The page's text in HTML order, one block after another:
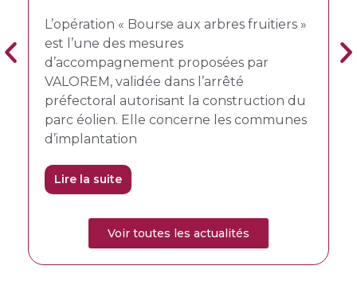
L’opération « Bourse aux arbres fruitiers »
est l’une des mesures
d’accompagnement proposées par
VALOREM, validée dans l’arrêté
préfectoral autorisant la construction du
parc éolien. Elle concerne les communes
d’implantation
Lire la suite
Voir toutes les actualités